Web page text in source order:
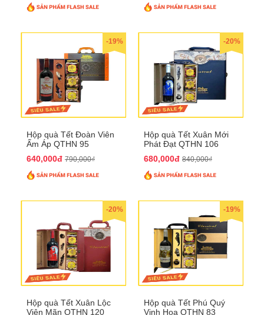
-19%
Hộp quà Tết Đoàn Viên
Ấm Áp QTHN 95
640,000đ 790,000₫
-20%
Hộp quà Tết Xuân Mới
Phát Đạt QTHN 106
680,000đ 840,000₫
-20%
Hộp quà Tết Xuân Lộc
Viên Mãn QTHN 120
-19%
Hộp quà Tết Phú Quý
Vinh Hoa QTHN 83